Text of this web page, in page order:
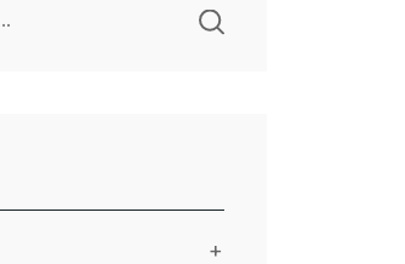
+